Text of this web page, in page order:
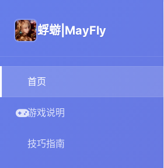
蜉蝣|MayFly
首页
游戏说明
技巧指南